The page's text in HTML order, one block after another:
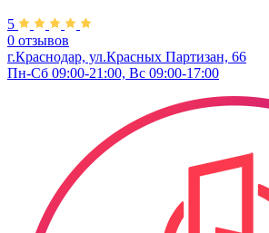
5
0 отзывов
г.Краснодар, ул.Красных Партизан, 66
Пн-Сб 09:00-21:00, Вс 09:00-17:00